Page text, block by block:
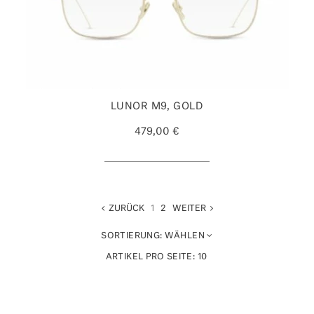
LUNOR M9, GOLD
479,00 €
ZURÜCK 1 2 WEITER
SORTIERUNG: WÄHLEN
ARTIKEL PRO SEITE: 10